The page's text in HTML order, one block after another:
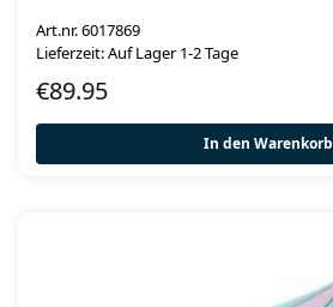
Art.nr. 6017869
Lieferzeit: Auf Lager 1-2 Tage
€89.95
In den Warenkorb